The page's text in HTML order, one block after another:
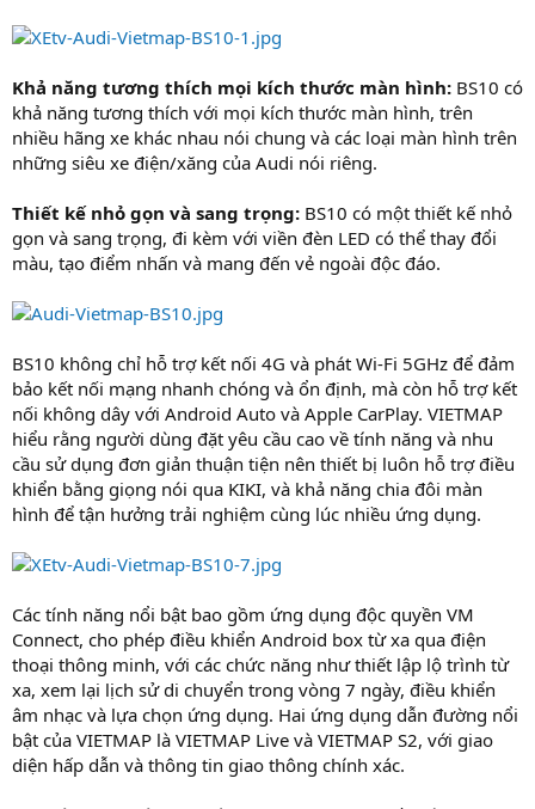
Khả năng tương thích mọi kích thước màn hình: BS10 có
khả năng tương thích với mọi kích thước màn hình, trên
nhiều hãng xe khác nhau nói chung và các loại màn hình trên
những siêu xe điện/xăng của Audi nói riêng.
Thiết kế nhỏ gọn và sang trọng: BS10 có một thiết kế nhỏ
gọn và sang trọng, đi kèm với viền đèn LED có thể thay đổi
màu, tạo điểm nhấn và mang đến vẻ ngoài độc đáo.
BS10 không chỉ hỗ trợ kết nối 4G và phát Wi-Fi 5GHz để đảm
bảo kết nối mạng nhanh chóng và ổn định, mà còn hỗ trợ kết
nối không dây với Android Auto và Apple CarPlay. VIETMAP
hiểu rằng người dùng đặt yêu cầu cao về tính năng và nhu
cầu sử dụng đơn giản thuận tiện nên thiết bị luôn hỗ trợ điều
khiển bằng giọng nói qua KIKI, và khả năng chia đôi màn
hình để tận hưởng trải nghiệm cùng lúc nhiều ứng dụng.
Các tính năng nổi bật bao gồm ứng dụng độc quyền VM
Connect, cho phép điều khiển Android box từ xa qua điện
thoại thông minh, với các chức năng như thiết lập lộ trình từ
xa, xem lại lịch sử di chuyển trong vòng 7 ngày, điều khiển
âm nhạc và lựa chọn ứng dụng. Hai ứng dụng dẫn đường nổi
bật của VIETMAP là VIETMAP Live và VIETMAP S2, với giao
diện hấp dẫn và thông tin giao thông chính xác.